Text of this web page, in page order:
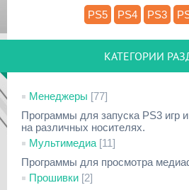
PS5 PS4 PS3
КАТЕГОРИИ
Менеджеры [77]
Программы для запуска PS3 игр
на различных носителях.
Мультимедиа [11]
Программы для просмотра
Прошивки [2]